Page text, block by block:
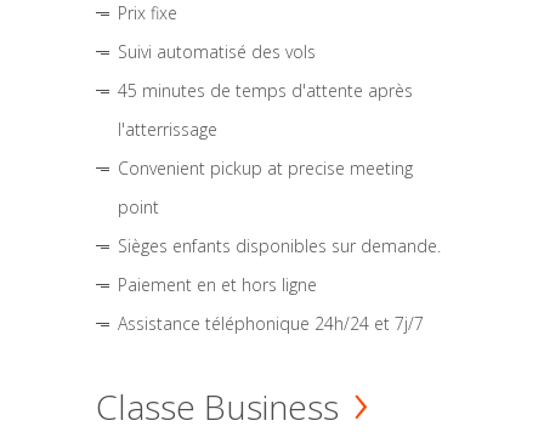
Prix fixe
Suivi automatisé des vols
45 minutes de temps d'attente après
l'atterrissage
Convenient pickup at precise meeting
point
Sièges enfants disponibles sur demande.
Paiement en et hors ligne
Assistance téléphonique 24h/24 et 7j/7
Classe Business